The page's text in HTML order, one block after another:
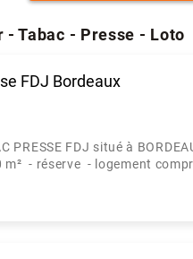
Tabac - Presse - Loto
FDJ Bordeaux
PRESSE FDJ situé à
- réserve - logement